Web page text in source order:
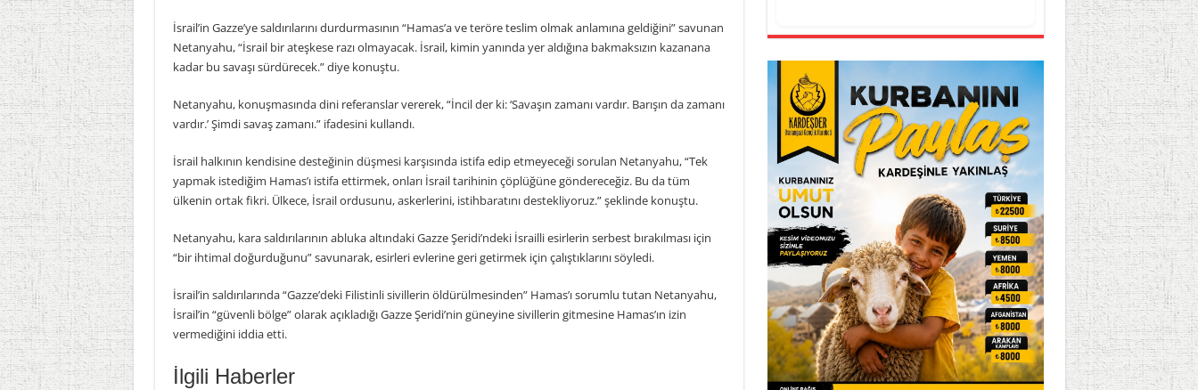
İsrail’in Gazze’ye saldırılarını durdurmasının “Hamas’a ve teröre teslim olmak anlamına geldiğini” savunan
Netanyahu, “İsrail bir ateşkese razı olmayacak. İsrail, kimin yanında yer aldığına bakmaksızın kazanana
kadar bu savaşı sürdürecek.” diye konuştu.
Netanyahu, konuşmasında dini referanslar vererek, “İncil der ki: ‘Savaşın zamanı vardır. Barışın da zamanı
vardır.’ Şimdi savaş zamanı.” ifadesini kullandı.
İsrail halkının kendisine desteğinin düşmesi karşısında istifa edip etmeyeceği sorulan Netanyahu, “Tek
yapmak istediğim Hamas’ı istifa ettirmek, onları İsrail tarihinin çöplüğüne göndereceğiz. Bu da tüm
ülkenin ortak fikri. Ülkece, İsrail ordusunu, askerlerini, istihbaratını destekliyoruz.” şeklinde konuştu.
Netanyahu, kara saldırılarının abluka altındaki Gazze Şeridi’ndeki İsrailli esirlerin serbest bırakılması için
“bir ihtimal doğurduğunu” savunarak, esirleri evlerine geri getirmek için çalıştıklarını söyledi.
İsrail’in saldırılarında “Gazze’deki Filistinli sivillerin öldürülmesinden” Hamas’ı sorumlu tutan Netanyahu,
İsrail’in “güvenli bölge” olarak açıkladığı Gazze Şeridi’nin güneyine sivillerin gitmesine Hamas’ın izin
vermediğini iddia etti.
İlgili Haberler